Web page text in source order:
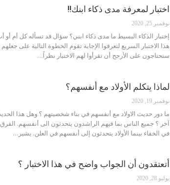
اختبار لمعرفة مدى ذكاء ابنك!!
نوفمبر 25, 2020
إختبار الذكاء البسيط ما مدى ذكاء ابني؟ سؤال قد تسأله كل أم
هذا الاختبار السريع لتعرفوا الإجابة تقوم الخطوة التالية على
ستحتاجون على الأرجح أن تقرأوا لهم الاختبار نظراً…
لماذا يتكلم الأولاد مع أنفسهم؟
نوفمبر 19, 2020
ما دور حديث الاولاد مع أنفسهم في بناء شخصيتهم ؟ وهل هذا
آخر ؟ جميع الناس بما فيهم الراشدون يتحدثون الى أنفسهم.
في الخفاء بينما الأولاد يتحدثون إلى أنفسهم في العلن. يشير…
أتعتقدون أن الجواب واضح في هذا الاختبار ؟
يوليو 28, 2020